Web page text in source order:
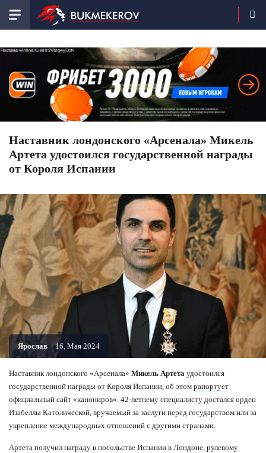
Наставник лондонского «Арсенала» Микель
Артета удостоился государственной награды
от Короля Испании
Ярослав 16, Мая 2024
Наставник лондонского «Арсенала» Микель Артета удостоился
государственной награды от Короля Испании, об этом рапортует
официальный сайт «канониров». 42-летнему специалисту достался орден
Изабеллы Католической, вручаемый за заслуги перед государством или за
укрепление международных отношений с другими странами.
Артета получил награду в посольстве Испании в Лондоне, рулевому